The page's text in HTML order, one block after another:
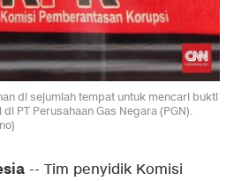
di sejumlah tempat untuk mencari bukti
PT Perusahaan Gas Negara (PGN).
-- Tim penyidik Komisi